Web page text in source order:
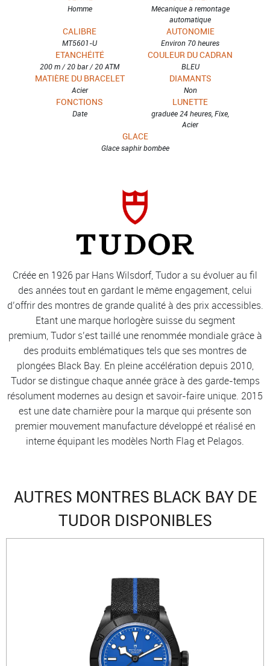
Homme
Mécanique à remontage
automatique
CALIBRE
MT5601-U
AUTONOMIE
Environ 70 heures
ETANCHÉITÉ
200 m / 20 bar / 20 ATM
COULEUR DU CADRAN
BLEU
MATIÈRE DU BRACELET
Acier
DIAMANTS
Non
FONCTIONS
Date
LUNETTE
graduée 24 heures, Fixe,
Acier
GLACE
Glace saphir bombée
Créée en 1926 par Hans Wilsdorf, Tudor a su évoluer au fil
des années tout en gardant le même engagement, celui
d’offrir des montres de grande qualité à des prix accessibles.
Etant une marque horlogère suisse du segment
premium, Tudor s’est taillé une renommée mondiale grâce à
des produits emblématiques tels que ses montres de
plongées Black Bay. En pleine accélération depuis 2010,
Tudor se distingue chaque année grâce à des garde-temps
résolument modernes au design et savoir-faire unique. 2015
est une date charnière pour la marque qui présente son
premier mouvement manufacture développé et réalisé en
interne équipant les modèles North Flag et Pelagos.
AUTRES MONTRES BLACK BAY DE
TUDOR DISPONIBLES